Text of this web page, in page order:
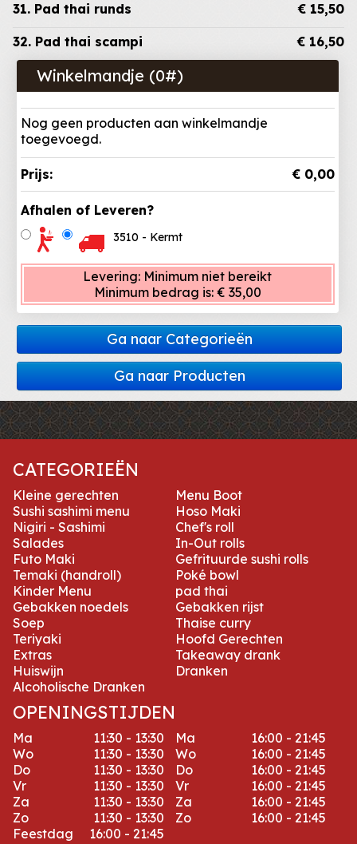
31. Pad thai runds € 15,50
32. Pad thai scampi € 16,50
Winkelmandje (0#)
Nog geen producten aan winkelmandje
toegevoegd.
Prijs: € 0,00
Afhalen of Leveren?
3510 - Kermt
Levering: Minimum niet bereikt
Minimum bedrag is: € 35,00
Ga naar Categorieën
Ga naar Producten
CATEGORIEËN
Kleine gerechten
Menu Boot
Sushi sashimi menu
Hoso Maki
Nigiri - Sashimi
Chef's roll
Salades
In-Out rolls
Futo Maki
Gefrituurde sushi rolls
Temaki (handroll)
Poké bowl
Kinder Menu
pad thai
Gebakken noedels
Gebakken rijst
Soep
Thaise curry
Teriyaki
Hoofd Gerechten
Extras
Takeaway drank
Huiswijn
Dranken
Alcoholische Dranken
OPENINGSTIJDEN
Ma 11:30 - 13:30 Ma
16:00 - 21:45
Wo
11:30 - 13:30 Wo
16:00 - 21:45
Do
11:30 - 13:30 Do
16:00 - 21:45
Vr
11:30 - 13:30 Vr
16:00 - 21:45
Za
11:30 - 13:30 Za
16:00 - 21:45
Zo
11:30 - 13:30 Zo
16:00 - 21:45
Feestdag
16:00 - 21:45